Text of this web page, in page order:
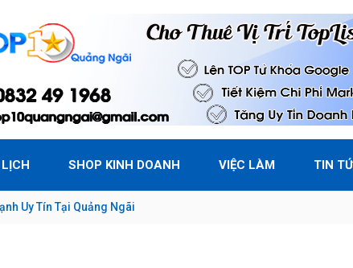
LỊCH SHOP KINH DOANH VIỆC LÀM TIN
Uy Tín Tại Quảng Ngãi